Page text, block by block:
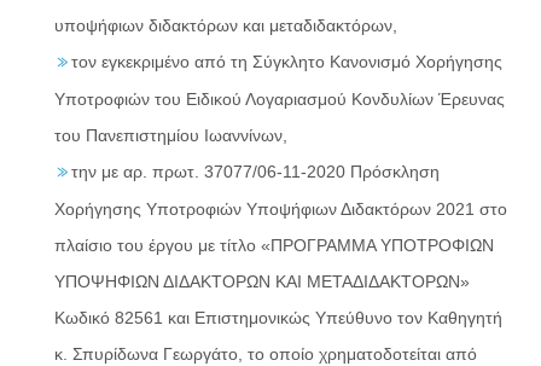
υποψήφιων διδακτόρων και μεταδιδακτόρων,
τον εγκεκριμένο από τη Σύγκλητο Κανονισμό Χορήγησης
Υποτροφιών του Ειδικού Λογαριασμού Κονδυλίων Έρευνας
του Πανεπιστημίου Ιωαννίνων,
την με αρ. πρωτ. 37077/06-11-2020 Πρόσκληση
Χορήγησης Υποτροφιών Υποψήφιων Διδακτόρων 2021 στο
πλαίσιο του έργου με τίτλο «ΠΡΟΓΡΑΜΜΑ ΥΠΟΤΡΟΦΙΩΝ
ΥΠΟΨΗΦΙΩΝ ΔΙΔΑΚΤΟΡΩΝ ΚΑΙ ΜΕΤΑΔΙΔΑΚΤΟΡΩΝ»
Κωδικό 82561 και Επιστημονικώς Υπεύθυνο τον Καθηγητή
κ. Σπυρίδωνα Γεωργάτο, το οποίο χρηματοδοτείται από